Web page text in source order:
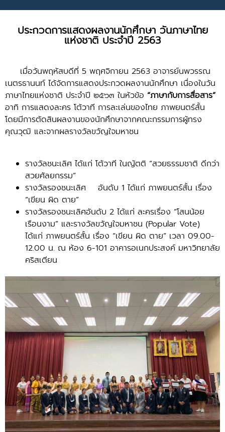
ประกวดการแสดงผลงานนักศึกษา วันภาษาไทย
แห่งชาติ ประจำปี 2563
เมื่อวันพฤหัสบดีที่ 5 พฤศจิกายน 2563 อาจารย์นพวรรณ
เนตรธานนท์ ได้จัดการแสดงประกวดผลงานนักศึกษา เนื่องในวัน
ภาษาไทยแห่งชาติ ประจำปี ๒๕๖๓ ในหัวข้อ “ภาษากับการสื่อสาร”
อาทิ การแสดงละคร โต้วาที การละเล่นของไทย ภาพยนตร์สั้น
โดยมีการตัดสินผลงานของนักศึกษาจากคณะกรรมการผู้ทรง
คุณวุฒิ และจากผลรางวัลขวัญใจมหาชน
รางวัลชนะเลิศ ได้แก่ โต้วาที ในญัตติ “สวยธรรมชาติ ดีกว่า
สวยศัลยกรรม”
รางวัลรองชนะเลิศ อันดับ 1 ได้แก่ ภาพยนตร์สั้น เรื่อง
“เขียน ผิด ตาย”
รางวัลรองชนะเลิศอันดับ 2 ได้แก่ ละครเรื่อง “โสนน้อย
เรือนงาม” และรางวัลขวัญใจมหาชน (Popular Vote)
ได้แก่ ภาพยนตร์สั้น เรื่อง “เขียน ผิด ตาย” เวลา 09.00-
12.00 น. ณ ห้อง 6-101 อาคารอเนกประสงค์ มหาวิทยาลัย
คริสเตียน